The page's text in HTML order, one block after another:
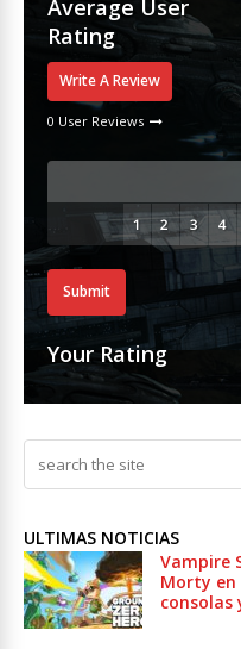
Average User
Rating
Write A Review
0 User Reviews
Submit
Your Rating
ULTIMAS NOTICIAS
Vampire
Morty en
consolas